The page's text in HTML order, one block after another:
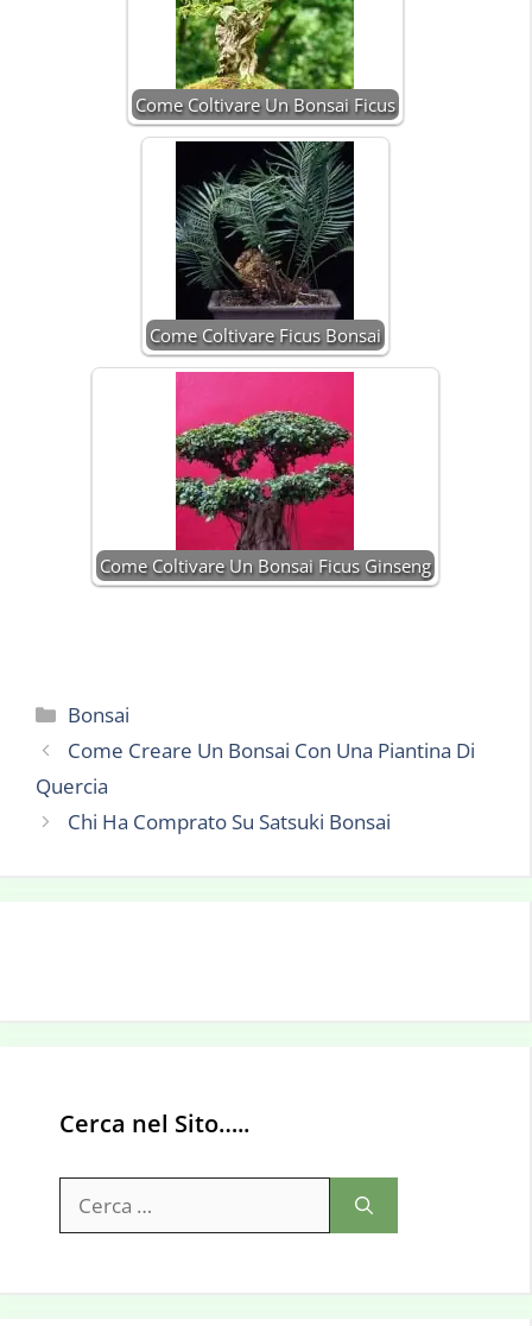
Come Coltivare Un Bonsai Ficus
Come Coltivare Ficus Bonsai
Come Coltivare Un Bonsai Ficus Ginseng
Categorie
Bonsai
Come Creare Un Bonsai Con Una Piantina Di
Quercia
Chi Ha Comprato Su Satsuki Bonsai
Cerca nel Sito…..
per: